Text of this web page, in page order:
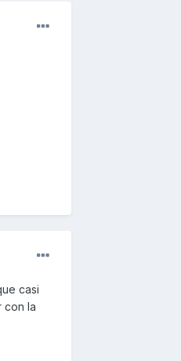
casi
con la